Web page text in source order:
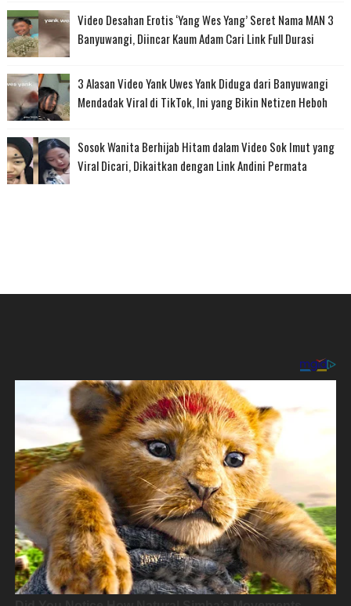
Video Desahan Erotis ‘Yang Wes Yang’ Seret Nama MAN 3
Banyuwangi, Diincar Kaum Adam Cari Link Full Durasi
3 Alasan Video Yank Uwes Yank Diduga dari Banyuwangi
Mendadak Viral di TikTok, Ini yang Bikin Netizen Heboh
Sosok Wanita Berhijab Hitam dalam Video Sok Imut yang
Viral Dicari, Dikaitkan dengan Link Andini Permata